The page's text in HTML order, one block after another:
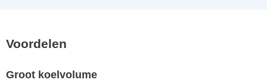
Voordelen
Groot koelvolume